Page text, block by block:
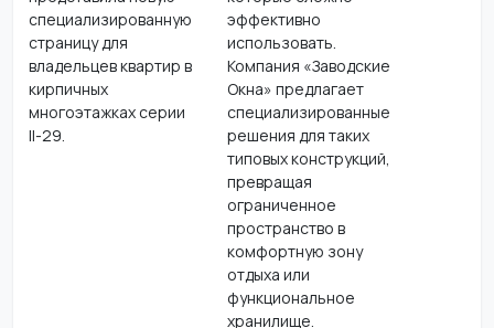
специализированную
страницу для
владельцев квартир в
кирпичных
многоэтажках серии
II-29.
эффективно
использовать.
Компания «Заводские
Окна» предлагает
специализированные
решения для таких
типовых конструкций,
превращая
ограниченное
пространство в
комфортную зону
отдыха или
функциональное
хранилище.